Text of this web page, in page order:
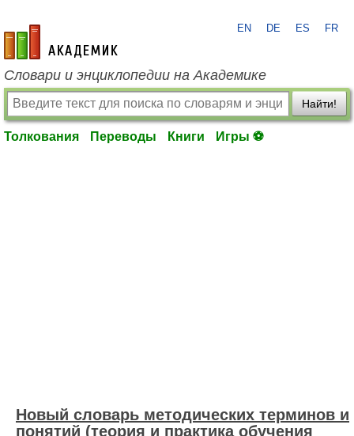
academic.ru
EN DE ES FR
Словари и энциклопедии на Академике
Найти!
Толкования Переводы Книги Игры ⚽
Новый словарь методических терминов и
понятий (теория и практика обучения